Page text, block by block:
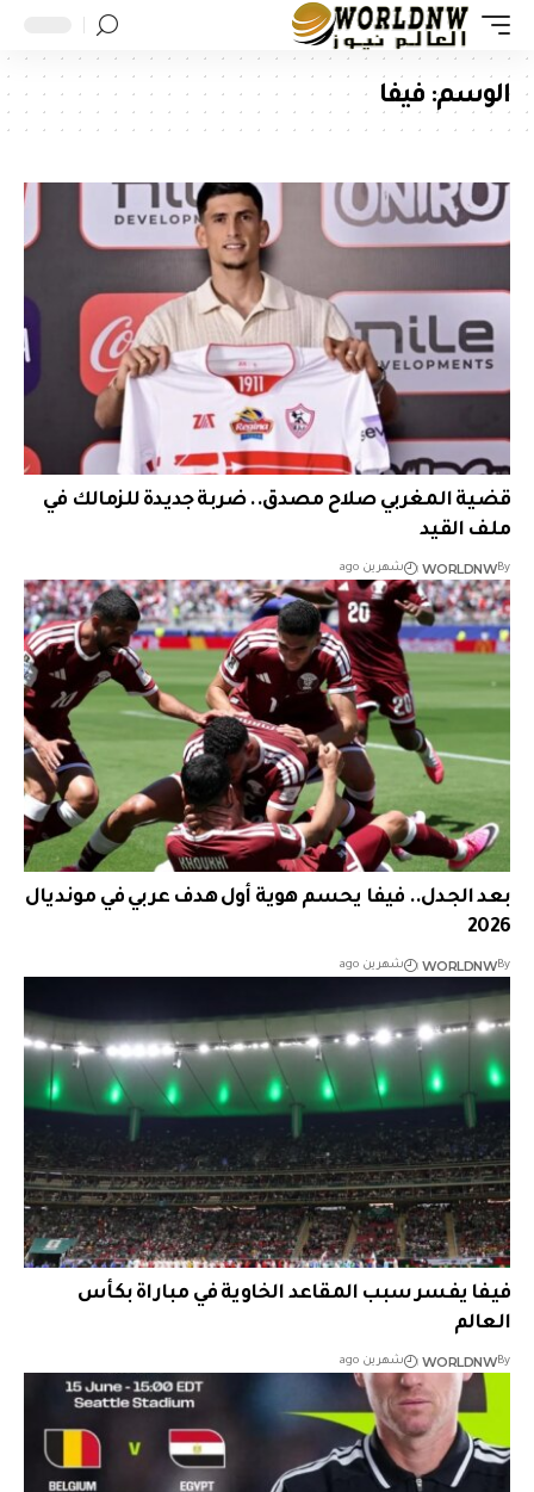
الوسم: فيفا
قضية المغربي صلاح مصدق.. ضربة جديدة للزمالك في
ملف القيد
By
WORLDNW شهرين ago
بعد الجدل.. فيفا يحسم هوية أول هدف عربي في مونديال
2026
By
WORLDNW شهرين ago
فيفا يفسر سبب المقاعد الخاوية في مباراة بكأس
العالم
By
WORLDNW شهرين ago